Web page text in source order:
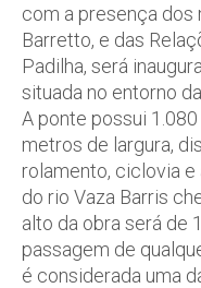
com a presença dos
Barretto, e das
Padilha, será
situada no entorno
A ponte possui
metros de largura,
rolamento, ciclovia e
do rio Vaza Barris
alto da obra será de
passagem de
é considerada uma